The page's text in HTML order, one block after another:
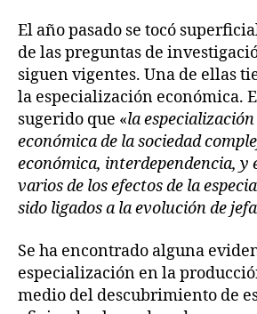
El año pasado se tocó
de las preguntas de
siguen vigentes. Una de ellas
la especialización económica.
sugerido que «la
económica de la sociedad
económica, interdependencia, y
varios de los efectos de la
sido ligados a la evolución de
Se ha encontrado alguna
especialización en la
medio del descubrimiento de